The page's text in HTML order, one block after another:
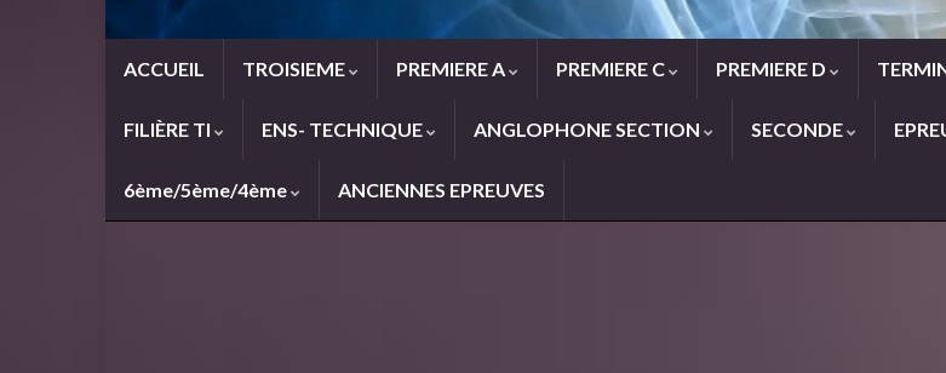
ACCUEIL TROISIEME PREMIERE A PREMIERE C PREMIERE D
FILIÈRE TI ENS- TECHNIQUE ANGLOPHONE SECTION SECONDE
6ème/5ème/4ème ANCIENNES EPREUVES